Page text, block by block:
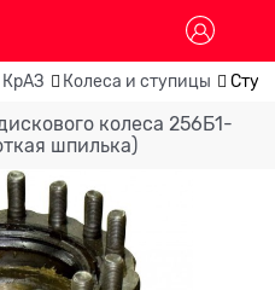
КрАЗ Колеса и ступицы
колеса 256Б1-
шпилька)